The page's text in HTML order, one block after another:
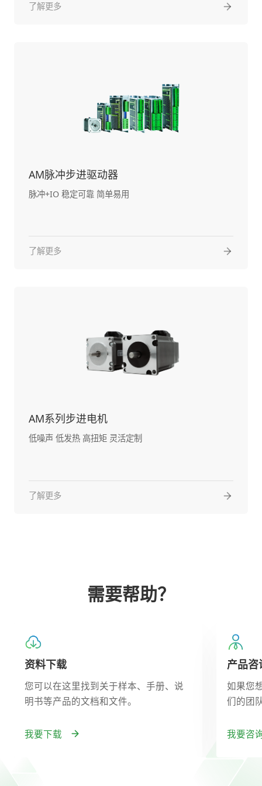
了解更多
AM脉冲步进驱动器
脉冲+IO 稳定可靠 简单易用
了解更多
AM系列步进电机
低噪声 低发热 高扭矩 灵活定制
了解更多
需要帮助？
资料下载
您可以在这里找到关于样本、手册、说
明书等产品的文档和文件。
我要下载
产品咨
如果您
们的团
我要咨